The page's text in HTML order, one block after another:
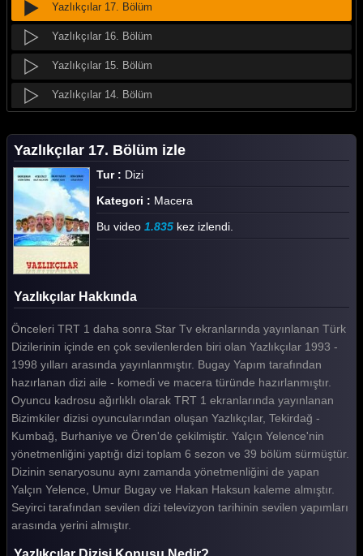
Yazlıkçılar 17. Bölüm
Yazlıkçılar 16. Bölüm
Yazlıkçılar 15. Bölüm
Yazlıkçılar 14. Bölüm
Yazlıkçılar 12. Bölüm
Yazlıkçılar 11. Bölüm
Yazlıkçılar 10. Bölüm
Yazlıkçılar 9. Bölüm
Yazlıkçılar 8. Bölüm
Yazlıkçılar 7. Bölüm
Yazlıkçılar 6. Bölüm
Yazlıkçılar 5. Bölüm
Yazlıkçılar 4. Bölüm
Yazlıkçılar 3. Bölüm
Yazlıkçılar 2. Bölüm
Yazlıkçılar 1. Bölüm
Tüm Bölümleri Göster
Yazlıkçılar 17. Bölüm izle
Tur : Dizi
Kategori : Macera
Bu video 1.835 kez izlendi.
Yazlıkçılar Hakkında
Önceleri TRT 1 daha sonra Star Tv ekranlarında yayınlanan Türk
Dizilerinin içinde en çok sevilenlerden biri olan Yazlıkçılar 1993 -
1998 yılları arasında yayınlanmıştır. Bugay Yapım tarafından
hazırlanan dizi aile - komedi ve macera türünde hazırlanmıştır.
Oyuncu kadrosu ağırlıklı olarak TRT 1 ekranlarında yayınlanan
Bizimkiler dizisi oyuncularından oluşan Yazlıkçılar, Tekirdağ -
Kumbağ, Burhaniye ve Ören'de çekilmiştir. Yalçın Yelence'nin
yönetmenliğini yaptığı dizi toplam 6 sezon ve 39 bölüm sürmüştür.
Dizinin senaryosunu aynı zamanda yönetmenliğini de yapan
Yalçın Yelence, Umur Bugay ve Hakan Haksun kaleme almıştır.
Seyirci tarafından sevilen dizi televizyon tarihinin sevilen yapımları
arasında yerini almıştır.